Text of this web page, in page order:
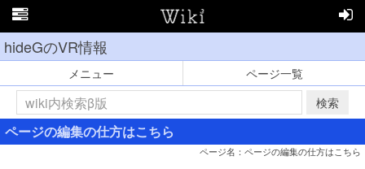
hideGのVR情報
メニュー
ページ一覧
検索
ページの編集の仕方はこちら
ページ名：ページの編集の仕方はこちら